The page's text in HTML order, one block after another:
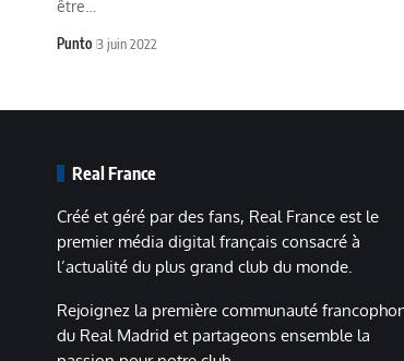
être…
Punto 3 juin 2022
Real France
Créé et géré par des fans, Real France est le
premier média digital français consacré à
l’actualité du plus grand club du monde.
Rejoignez la première communauté
du Real Madrid et partageons ensemble la